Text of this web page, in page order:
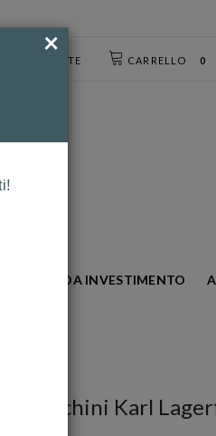
CARRELLO 0
UTENTE
ORO DA INVESTIMENTO
Orecchini Karl
×